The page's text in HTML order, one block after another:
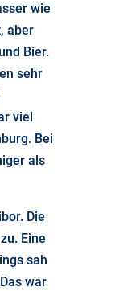
wie
aber
Bier.
sehr
viel
Bei
als
Die
Eine
sah
war